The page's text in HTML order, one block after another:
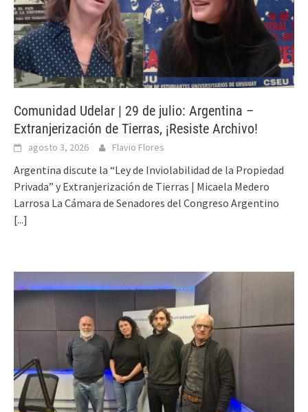
Comunidad Udelar | 29 de julio: Argentina –
Extranjerización de Tierras, ¡Resiste Archivo!
agosto 3, 2026 Flavio Flores
Argentina discute la “Ley de Inviolabilidad de la Propiedad
Privada” y Extranjerización de Tierras | Micaela Medero
Larrosa La Cámara de Senadores del Congreso Argentino
[...]